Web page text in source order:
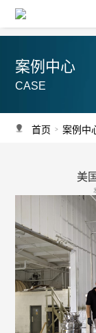
案例中心
CASE
首页 > 案例中
予辉实验仪器亮相
调速双层玻璃反应釜
低温冷却液循环泵
水热合成釜过程中
水热合成釜是做什
反应釜生产设备厂
美